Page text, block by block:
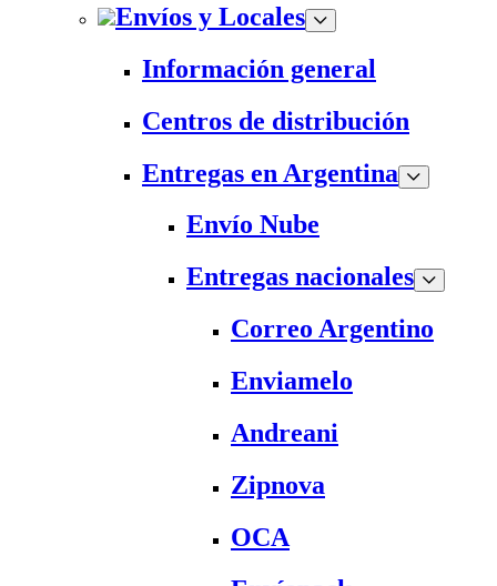
Envíos y Locales
Información general
Centros de distribución
Entregas en Argentina
Envío Nube
Entregas nacionales
Correo Argentino
Enviamelo
Andreani
Zipnova
OCA